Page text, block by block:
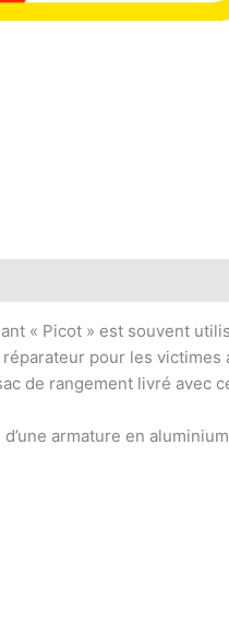
« Picot » est souvent
pour les
de rangement livré avec
armature en